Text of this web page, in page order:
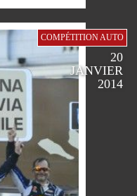
COMPÉTITION AUTO
20
JANVIER
2014